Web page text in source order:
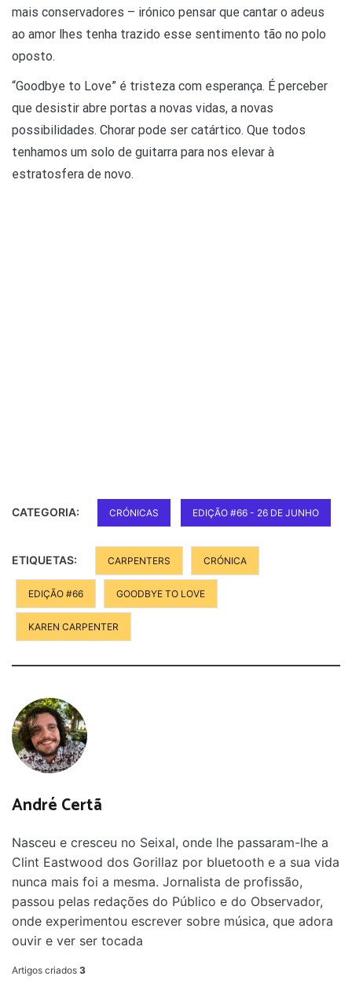
mais conservadores – irónico pensar que cantar o adeus
ao amor lhes tenha trazido esse sentimento tão no polo
oposto.
“Goodbye to Love” é tristeza com esperança. É perceber
que desistir abre portas a novas vidas, a novas
possibilidades. Chorar pode ser catártico. Que todos
tenhamos um solo de guitarra para nos elevar à
estratosfera de novo.
CATEGORIA: CRÓNICAS EDIÇÃO #66 - 26 DE JUNHO
ETIQUETAS: CARPENTERS CRÓNICA
EDIÇÃO #66 GOODBYE TO LOVE
KAREN CARPENTER
André Certã
Nasceu e cresceu no Seixal, onde lhe passaram-lhe a
Clint Eastwood dos Gorillaz por bluetooth e a sua vida
nunca mais foi a mesma. Jornalista de profissão,
passou pelas redações do Público e do Observador,
onde experimentou escrever sobre música, que adora
ouvir e ver ser tocada
Artigos criados 3